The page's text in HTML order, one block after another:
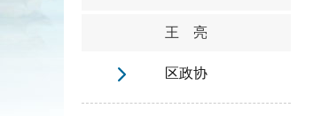
王 亮
区政协